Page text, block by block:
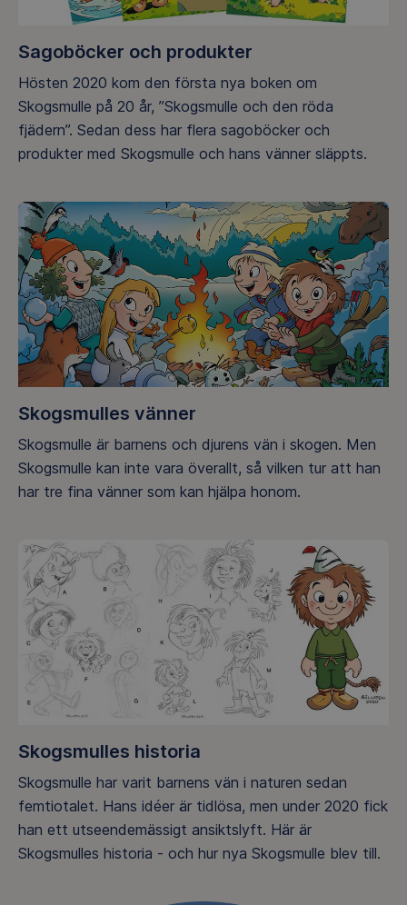
Sagoböcker och produkter
Hösten 2020 kom den första nya boken om
Skogsmulle på 20 år, ”Skogsmulle och den röda
fjädern”. Sedan dess har flera sagoböcker och
produkter med Skogsmulle och hans vänner släppts.
Skogsmulles vänner
Skogsmulle är barnens och djurens vän i skogen. Men
Skogsmulle kan inte vara överallt, så vilken tur att han
har tre fina vänner som kan hjälpa honom.
Skogsmulles historia
Skogsmulle har varit barnens vän i naturen sedan
femtiotalet. Hans idéer är tidlösa, men under 2020 fick
han ett utseendemässigt ansiktslyft. Här är
Skogsmulles historia - och hur nya Skogsmulle blev till.